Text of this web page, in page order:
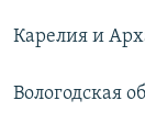
Карелия и
Вологодская